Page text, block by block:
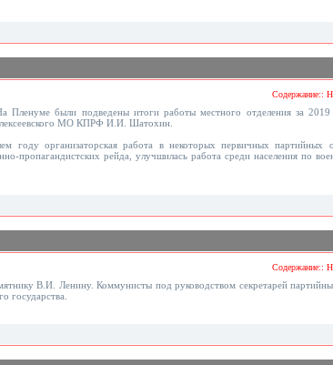
Содержание::
Пленуме были подведены итоги работы местного отделения за
МО КПРФ И.И. Шатохин.
организаторская работа в некоторых первичных партийных
пропагандистских рейда, улучшилась работа среди населения по
Содержание::
В.И. Ленину. Коммунисты под руководством секретарей
государства.